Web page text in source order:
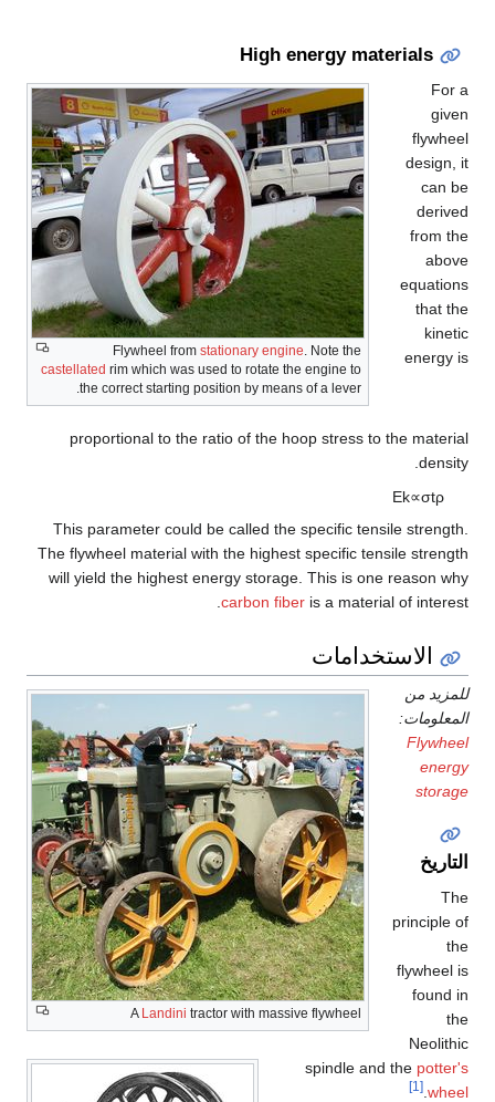
High energy
Flywheel fromstationary engine
castellatedrim which was used to rotate the engine to
the correct starting position by means of a lever.
proportional to the ratio of the hoop stress to the
This parameter could be called the specific tensile
The flywheel material with the highest specific tensile
will yield the highest energy storage. This is one
carbon fiberis a material of
ALandinitractor with massive flywheel
spindle and the